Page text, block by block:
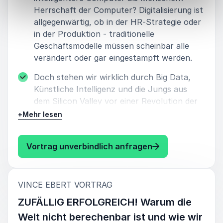
Herrschaft der Computer? Digitalisierung ist
allgegenwärtig, ob in der HR-Strategie oder
in der Produktion - traditionelle
Geschäftsmodelle müssen scheinbar alle
verändert oder gar eingestampft werden.
Doch stehen wir wirklich durch Big Data,
Künstliche Intelligenz und die Jungs aus
dem Silicon Valley vor einer Revolution der
Arbeitswelt? Unser Speaker sieht der
deckt in seinem Vortrag die Mythen,
Heilsversprechen und Horrorvisionen der
Welt von morgen auf.
Anschaulich durch witzige und
wir trotz hochintelligenter Computer einiges
voraus haben. Phantasie und Kreativität
+Mehr lesen
Vortrag unverbindlich anfragen: Vince Ebert BIG
VINCE EBERT VORTRAG
ZUFÄLLIG ERFOLGREICH! Warum die
Welt nicht berechenbar ist und wie wir